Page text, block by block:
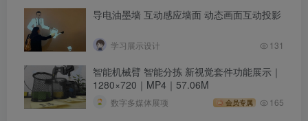
导电油墨墙 互动感应墙面 动态画面互动投影
学习展示设计 131
智能机械臂 智能分拣 新视觉套件功能展示｜
1280×720｜MP4｜57.06M
数字多媒体展项 会员专属 165